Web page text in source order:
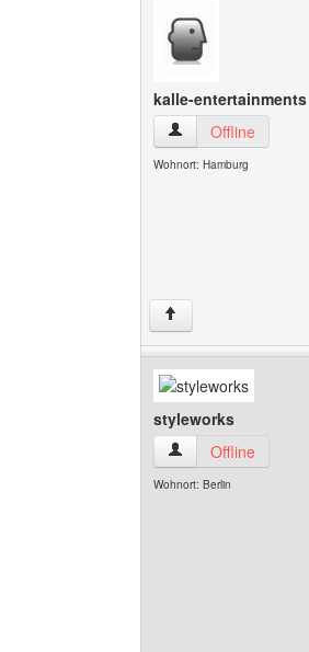
kalle-entertainments
kalle- Offline
Wohnort: Hamburg
↑
styleworks
styleworks
Offline
Wohnort: Berlin